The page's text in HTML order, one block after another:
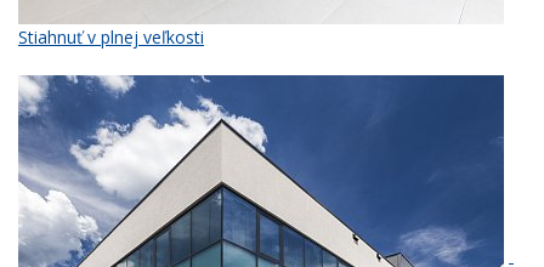
Stiahnuť v plnej veľkosti